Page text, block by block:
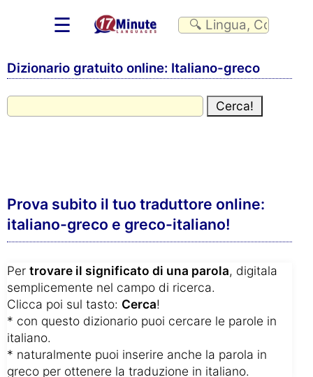
☰
Dizionario gratuito online: Italiano-greco
Prova subito il tuo traduttore online:
italiano-greco e greco-italiano!
Per trovare il significato di una parola, digitala
semplicemente nel campo di ricerca.
Clicca poi sul tasto: Cerca!
* con questo dizionario puoi cercare le parole in
italiano.
* naturalmente puoi inserire anche la parola in
greco per ottenere la traduzione in italiano.